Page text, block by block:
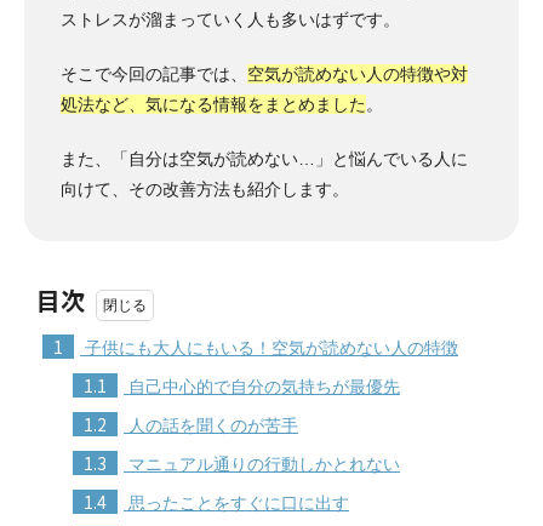
ストレスが溜まっていく人も多いはずです。
そこで今回の記事では、 空気が読めない人の特徴や対
処法など、気になる情報をまとめました。
また、「自分は空気が読めない…」と悩んでいる人に
向けて、その改善方法も紹介します。
目次
1 子供にも大人にもいる！空気が読めない人の特徴
1.1 自己中心的で自分の気持ちが最優先
1.2 人の話を聞くのが苦手
1.3 マニュアル通りの行動しかとれない
1.4 思ったことをすぐに口に出す